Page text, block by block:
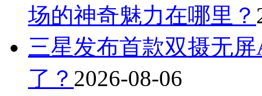
场的神奇魅力在哪里？
三星发布首款双摄无
了？ 2026-08-06